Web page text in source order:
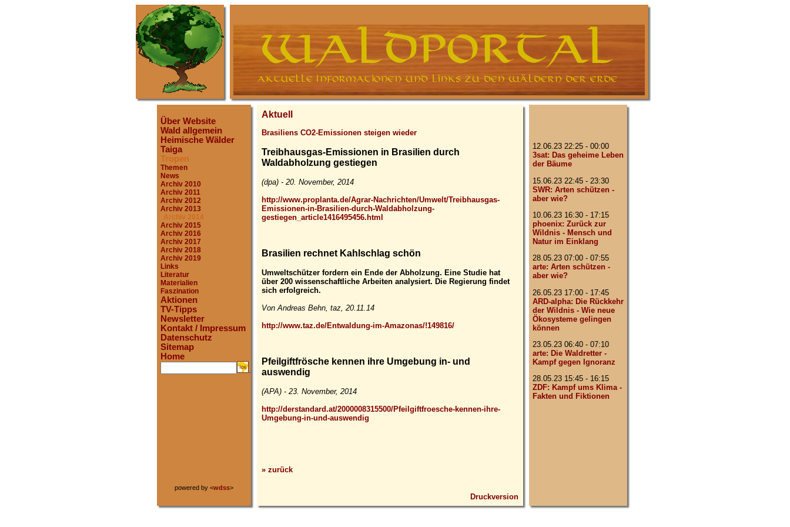
Über Website
Wald allgemein
Heimische Wälder
Taiga
Tropen
Themen
News
Archiv 2010
Archiv 2011
Archiv 2012
Archiv 2013
Archiv 2014
Archiv 2015
Archiv 2016
Archiv 2017
Archiv 2018
Archiv 2019
Links
Literatur
Materialien
Faszination
Aktionen
TV-Tipps
Newsletter
Kontakt / Impressum
Datenschutz
Sitemap
Home
.
powered by <wdss>
Aktuell
Brasiliens CO2-Emissionen steigen wieder
Treibhausgas-Emissionen in Brasilien durch
Waldabholzung gestiegen
(dpa) - 20. November, 2014
http://www.proplanta.de/Agrar-Nachrichten/Umwelt/Treibhausgas-
Emissionen-in-Brasilien-durch-Waldabholzung-
gestiegen_article1416495456.html
Brasilien rechnet Kahlschlag schön
Umweltschützer fordern ein Ende der Abholzung. Eine Studie hat
über 200 wissenschaftliche Arbeiten analysiert. Die Regierung findet
sich erfolgreich.
Von Andreas Behn, taz, 20.11.14
http://www.taz.de/Entwaldung-im-Amazonas/!149816/
Pfeilgiftfrösche kennen ihre Umgebung in- und
auswendig
(APA) - 23. November, 2014
http://derstandard.at/2000008315500/Pfeilgiftfroesche-kennen-ihre-
Umgebung-in-und-auswendig
» zurück
Druckversion
12.06.23 22:25 - 00:00
3sat: Das geheime Leben
der Bäume
15.06.23 22:45 - 23:30
SWR: Arten schützen -
aber wie?
10.06.23 16:30 - 17:15
phoenix: Zurück zur
Wildnis - Mensch und
Natur im Einklang
28.05.23 07:00 - 07:55
arte: Arten schützen -
aber wie?
26.05.23 17:00 - 17:45
ARD-alpha: Die Rückkehr
der Wildnis - Wie neue
Ökosysteme gelingen
können
23.05.23 06:40 - 07:10
arte: Die Waldretter -
Kampf gegen Ignoranz
28.05.23 15:45 - 16:15
ZDF: Kampf ums Klima -
Fakten und Fiktionen